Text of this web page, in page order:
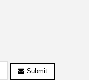
Submit